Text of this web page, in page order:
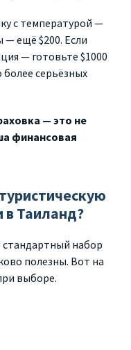
с температурой —
— ещё $200. Если
— готовьте $1000
серьёзных
— это не
финансовая
в Таиланд?
набор
полезны. Вот на
выборе.